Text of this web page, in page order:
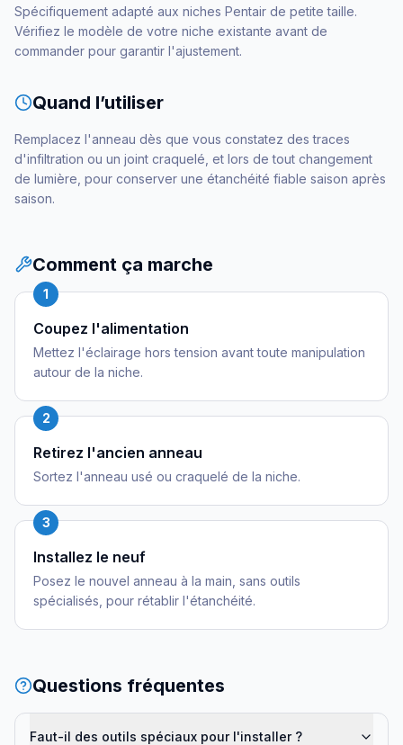
Spécifiquement adapté aux niches Pentair de petite taille.
Vérifiez le modèle de votre niche existante avant de
commander pour garantir l'ajustement.
Quand l’utiliser
Remplacez l'anneau dès que vous constatez des traces
d'infiltration ou un joint craquelé, et lors de tout changement
de lumière, pour conserver une étanchéité fiable saison après
saison.
Comment ça marche
1
Coupez l'alimentation
Mettez l'éclairage hors tension avant toute manipulation
autour de la niche.
2
Retirez l'ancien anneau
Sortez l'anneau usé ou craquelé de la niche.
3
Installez le neuf
Posez le nouvel anneau à la main, sans outils
spécialisés, pour rétablir l'étanchéité.
Questions fréquentes
Faut-il des outils spéciaux pour l'installer ?